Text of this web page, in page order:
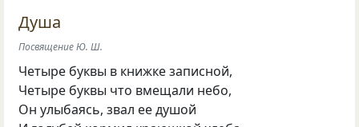
Душа
Посвящение Ю. Ш.
Четыре буквы в книжке записной,
Четыре буквы что вмещали небо,
Он улыбаясь, звал ее душой